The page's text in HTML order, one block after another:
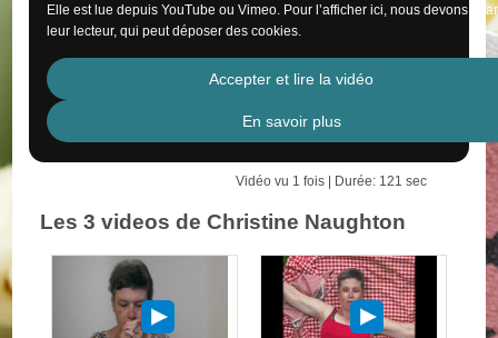
Elle est lue depuis YouTube ou Vimeo. Pour l’afficher ici, nous devons
leur lecteur, qui peut déposer des cookies.
Accepter et lire la vidéo
En savoir plus
Vidéo vu 1 fois | Durée: 121 sec
Les 3 videos de Christine Naughton